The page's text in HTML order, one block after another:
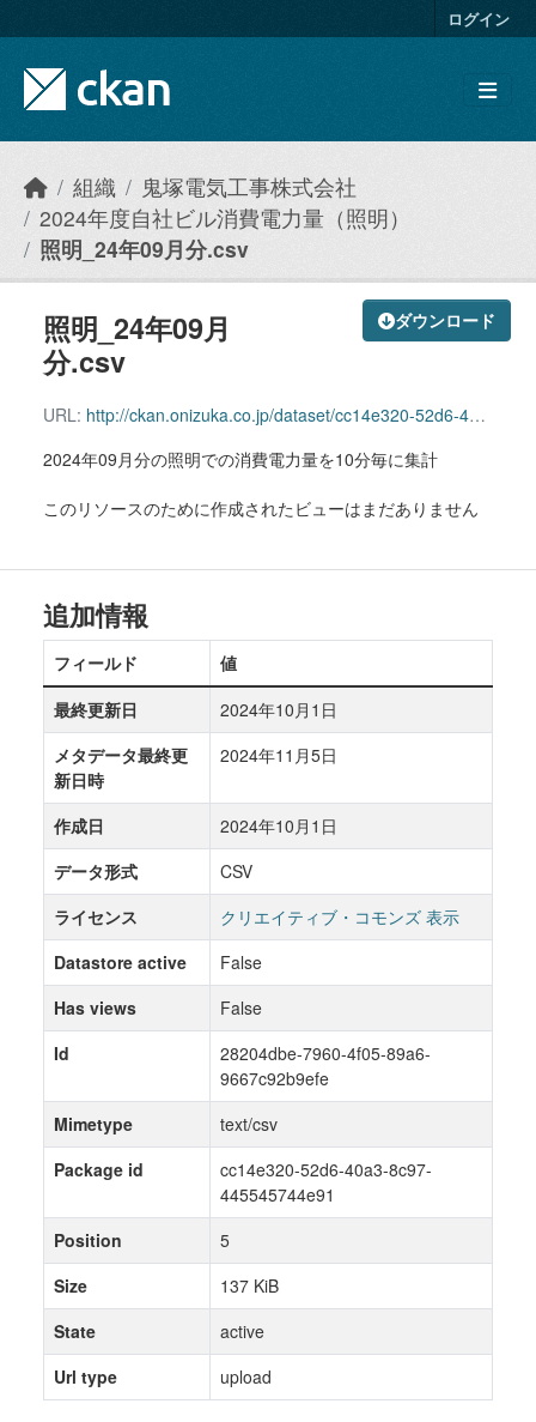
ログイン
組織
鬼塚電気工事株式会社
2024年度自社ビル消費電力量（照明）
照明_24年09月分.csv
ダウンロード
照明_24年09月
分.csv
URL: http://ckan.onizuka.co.jp/dataset/cc14e320-52d6-40a3-8c97-445545744e91/resource/28204dbe-7960-4f05-89a6-9667c92b9efe/download/illumination_2409.csv
2024年09月分の照明での消費電力量を10分毎に集計
このリソースのために作成されたビューはまだありません
追加情報
フィールド
値
最終更新日
2024年10月1日
メタデータ最終更
新日時
2024年11月5日
作成日
2024年10月1日
データ形式
CSV
ライセンス
クリエイティブ・コモンズ 表示
Datastore active
False
Has views
False
Id
28204dbe-7960-4f05-89a6-
9667c92b9efe
Mimetype
text/csv
Package id
cc14e320-52d6-40a3-8c97-
445545744e91
Position
5
Size
137 KiB
State
active
Url type
upload